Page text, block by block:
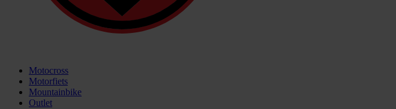
Motocross
Motorfiets
Mountainbike
Outlet